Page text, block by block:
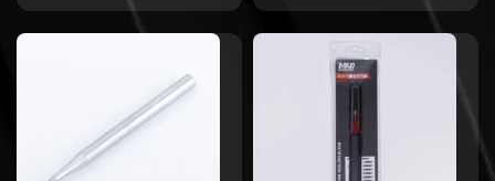
price